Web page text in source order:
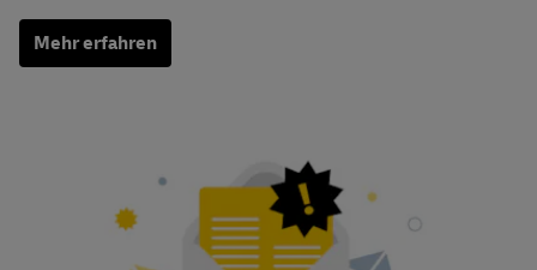
Mehr erfahren